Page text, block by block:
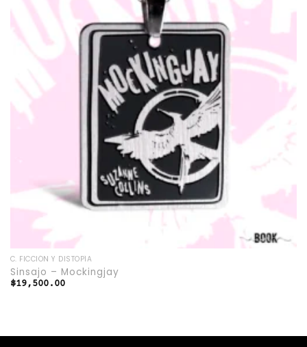
wishlist
C. FICCIÓN Y DISTOPÍA
Sinsajo – Mockingjay
$19,500.00